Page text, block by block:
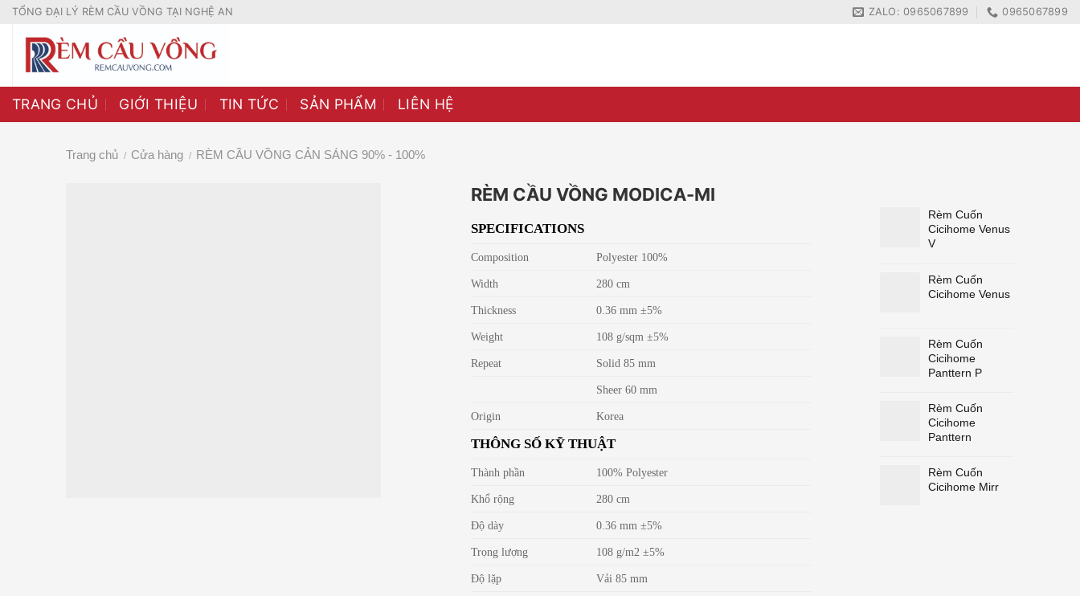
Skip
content
TỔNG ĐẠI LÝ RÈM CẦU VỒNG TẠI NGHỆ AN ZALO: 0965067899 0965067899
TRANG CHỦ GIỚI THIỆU TIN TỨC SẢN PHẨM LIÊN HỆ
Trang chủ / Cửa hàng / RÈM CẦU VỒNG CẢN SÁNG 90% - 100%
RÈM CẦU VỒNG MODICA-MI
SPECIFICATIONS
Composition Polyester 100%
Width 280 cm
Thickness 0.36 mm ±5%
Weight 108 g/sqm ±5%
Repeat Solid 85 mm
Sheer 60 mm
Origin Korea
THÔNG SỐ KỸ THUẬT
Thành phần 100% Polyester
Khổ rộng 280 cm
Độ dày 0.36 mm ±5%
Trọng lượng 108 g/m2 ±5%
Độ lặp Vải 85 mm
Rèm Cuốn
Cicihome Venus
V
Rèm Cuốn
Cicihome Venus
Rèm Cuốn
Cicihome
Panttern P
Rèm Cuốn
Cicihome
Panttern
Rèm Cuốn
Cicihome Mirr